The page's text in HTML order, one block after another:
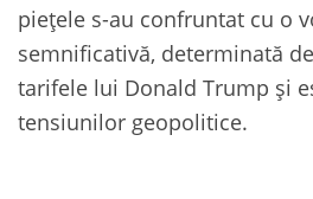
piețele s-au confruntat cu o
semnificativă, determinată
tarifele lui Donald Trump și
tensiunilor geopolitice.